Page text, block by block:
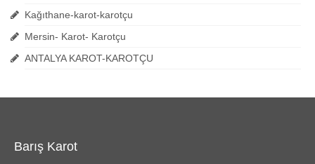
Kağıthane-karot-karotçu
Mersin- Karot- Karotçu
ANTALYA KAROT-KAROTÇU
Barış Karot